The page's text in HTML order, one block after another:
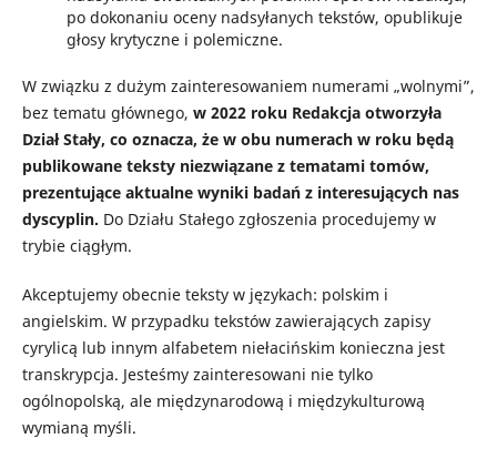
po dokonaniu oceny nadsyłanych tekstów, opublikuje
głosy krytyczne i polemiczne.
W związku z dużym zainteresowaniem numerami „wolnymi”,
bez tematu głównego, w 2022 roku Redakcja otworzyła
Dział Stały, co oznacza, że w obu numerach w roku będą
publikowane teksty niezwiązane z tematami tomów,
prezentujące aktualne wyniki badań z interesujących nas
dyscyplin. Do Działu Stałego zgłoszenia procedujemy w
trybie ciągłym.
Akceptujemy obecnie teksty w językach: polskim i
angielskim. W przypadku tekstów zawierających zapisy
cyrylicą lub innym alfabetem niełacińskim konieczna jest
transkrypcja. Jesteśmy zainteresowani nie tylko
ogólnopolską, ale międzynarodową i międzykulturową
wymianą myśli.